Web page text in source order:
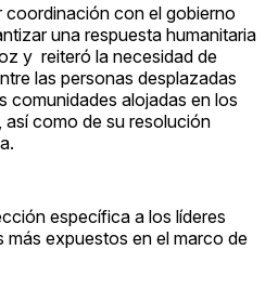
coordinación con el gobierno
una respuesta humanitaria
y reiteró la necesidad de
las personas desplazadas
comunidades alojadas en los
como de su resolución
específica a los líderes
más expuestos en el marco de